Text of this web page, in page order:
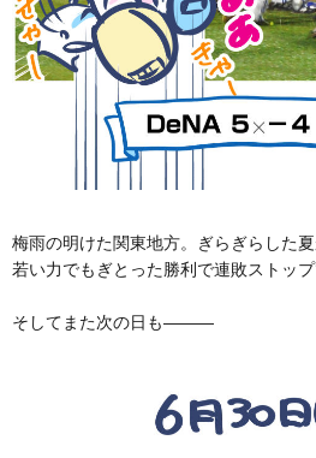
梅雨の明けた関東地方。ぎらぎらした
若い力でもぎとった勝利で連敗ストップ
そしてまた次の日も―――